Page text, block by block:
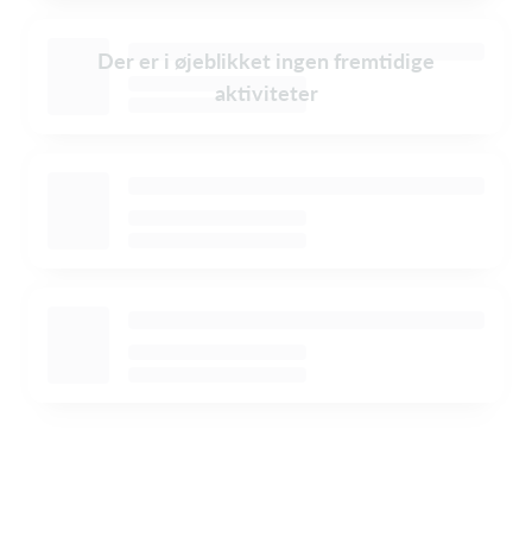
Der er i øjeblikket ingen fremtidige
aktiviteter